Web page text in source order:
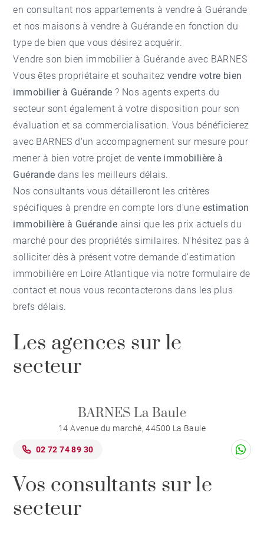
en consultant nos appartements à vendre à Guérande
et nos maisons à vendre à Guérande en fonction du
type de bien que vous désirez acquérir.
Vendre son bien immobilier à Guérande avec BARNES
Vous êtes propriétaire et souhaitez vendre votre bien
immobilier à Guérande ? Nos agents experts du
secteur sont également à votre disposition pour son
évaluation et sa commercialisation. Vous bénéficierez
avec BARNES d'un accompagnement sur mesure pour
mener à bien votre projet devente immobilière à
Guérande dans les meilleurs délais.
Nos consultants vous détailleront les critères
spécifiques à prendre en compte lors d'une estimation
immobilière à Guérande ainsi que les prix actuels du
marché pour des propriétés similaires. N'hésitez pas à
solliciter dès à présent votre demande d'estimation
immobilière en Loire Atlantique via notre formulaire de
contact et nous vous recontacterons dans les plus
brefs délais.
Les agences sur le
secteur
BARNES La Baule
14 Avenue du marché, 44500 La Baule
02 72 74 89 30
Vos consultants sur le
secteur